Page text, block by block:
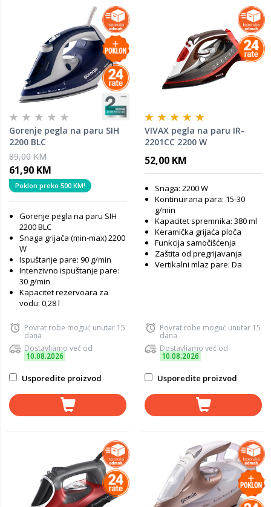
Gorenje pegla na paru SIH
2200 BLC
89,00 KM
61,90 KM
Poklon preko 500 KM!
Gorenje pegla na paru SIH
2200 BLC
Snaga grijača (min-max) 2200
W
Ispuštanje pare: 90 g/min
Intenzivno ispuštanje pare:
30 g/min
Kapacitet rezervoara za
vodu: 0,28 l
Povrat robe moguć unutar 15
dana
Dostavljamo već od
10.08.2026
Usporedite proizvod
VIVAX pegla na paru IR-
2201CC 2200 W
52,00 KM
Snaga: 2200 W
Kontinuirana para: 15-30
g/min
Kapacitet spremnika: 380 ml
Keramička grijaća ploča
Funkcija samočišćenja
Zaštita od pregrijavanja
Vertikalni mlaz pare: Da
Povrat robe moguć unutar 15
dana
Dostavljamo već od
10.08.2026
Usporedite proizvod